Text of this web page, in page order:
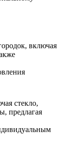
включая
стекло,
предлагая